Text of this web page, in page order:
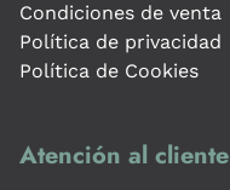
Condiciones de venta
Política de privacidad
Política de Cookies
Atención al cliente